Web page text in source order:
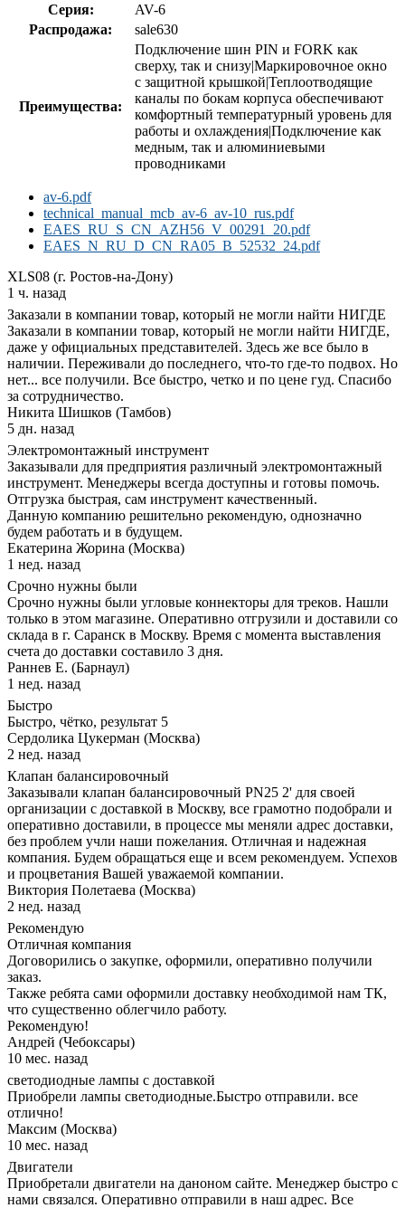
Серия:
AV-6
Распродажа:
sale630
Преимущества:
Подключение шин PIN и FORK как
сверху, так и снизу|Маркировочное окно
с защитной крышкой|Теплоотводящие
каналы по бокам корпуса обеспечивают
комфортный температурный уровень для
работы и охлаждения|Подключение как
медным, так и алюминиевыми
проводниками
av-6.pdf
technical_manual_mcb_av-6_av-10_rus.pdf
EAES_RU_S_CN_AZH56_V_00291_20.pdf
EAES_N_RU_D_CN_RA05_B_52532_24.pdf
XLS08 (г. Ростов-на-Дону)
1 ч. назад
Заказали в компании товар, который не могли найти НИГДЕ
Заказали в компании товар, который не могли найти НИГДЕ,
даже у официальных представителей. Здесь же все было в
наличии. Переживали до последнего, что-то где-то подвох. Но
нет... все получили. Все быстро, четко и по цене гуд. Спасибо
за сотрудничество.
Никита Шишков (Тамбов)
5 дн. назад
Электромонтажный инструмент
Заказывали для предприятия различный электромонтажный
инструмент. Менеджеры всегда доступны и готовы помочь.
Отгрузка быстрая, сам инструмент качественный.
Данную компанию решительно рекомендую, однозначно
будем работать и в будущем.
Екатерина Жорина (Москва)
1 нед. назад
Срочно нужны были
Срочно нужны были угловые коннекторы для треков. Нашли
только в этом магазине. Оперативно отгрузили и доставили со
склада в г. Саранск в Москву. Время с момента выставления
счета до доставки составило 3 дня.
Раннев Е. (Барнаул)
1 нед. назад
Быстро
Быстро, чётко, результат 5
Сердолика Цукерман (Москва)
2 нед. назад
Клапан балансировочный
Заказывали клапан балансировочный PN25 2' для своей
организации с доставкой в Москву, все грамотно подобрали и
оперативно доставили, в процессе мы меняли адрес доставки,
без проблем учли наши пожелания. Отличная и надежная
компания. Будем обращаться еще и всем рекомендуем. Успехов
и процветания Вашей уважаемой компании.
Виктория Полетаева (Москва)
2 нед. назад
Рекомендую
Отличная компания
Договорились о закупке, оформили, оперативно получили
заказ.
Также ребята сами оформили доставку необходимой нам ТК,
что существенно облегчило работу.
Рекомендую!
Андрей (Чебоксары)
10 мес. назад
светодиодные лампы с доставкой
Приобрели лампы светодиодные.Быстро отправили. все
отлично!
Максим (Москва)
10 мес. назад
Двигатели
Приобретали двигатели на даноном сайте. Менеджер быстро с
нами связался. Оперативно отправили в наш адрес. Все